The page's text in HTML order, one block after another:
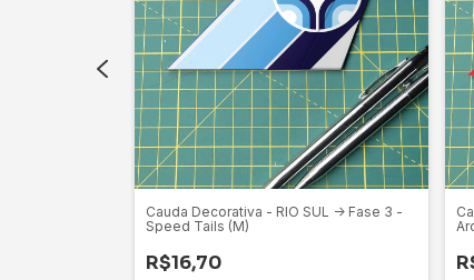
Cauda Decorativa - RIO SUL -> Fase 3 -
Speed Tails (M)
R$16,70